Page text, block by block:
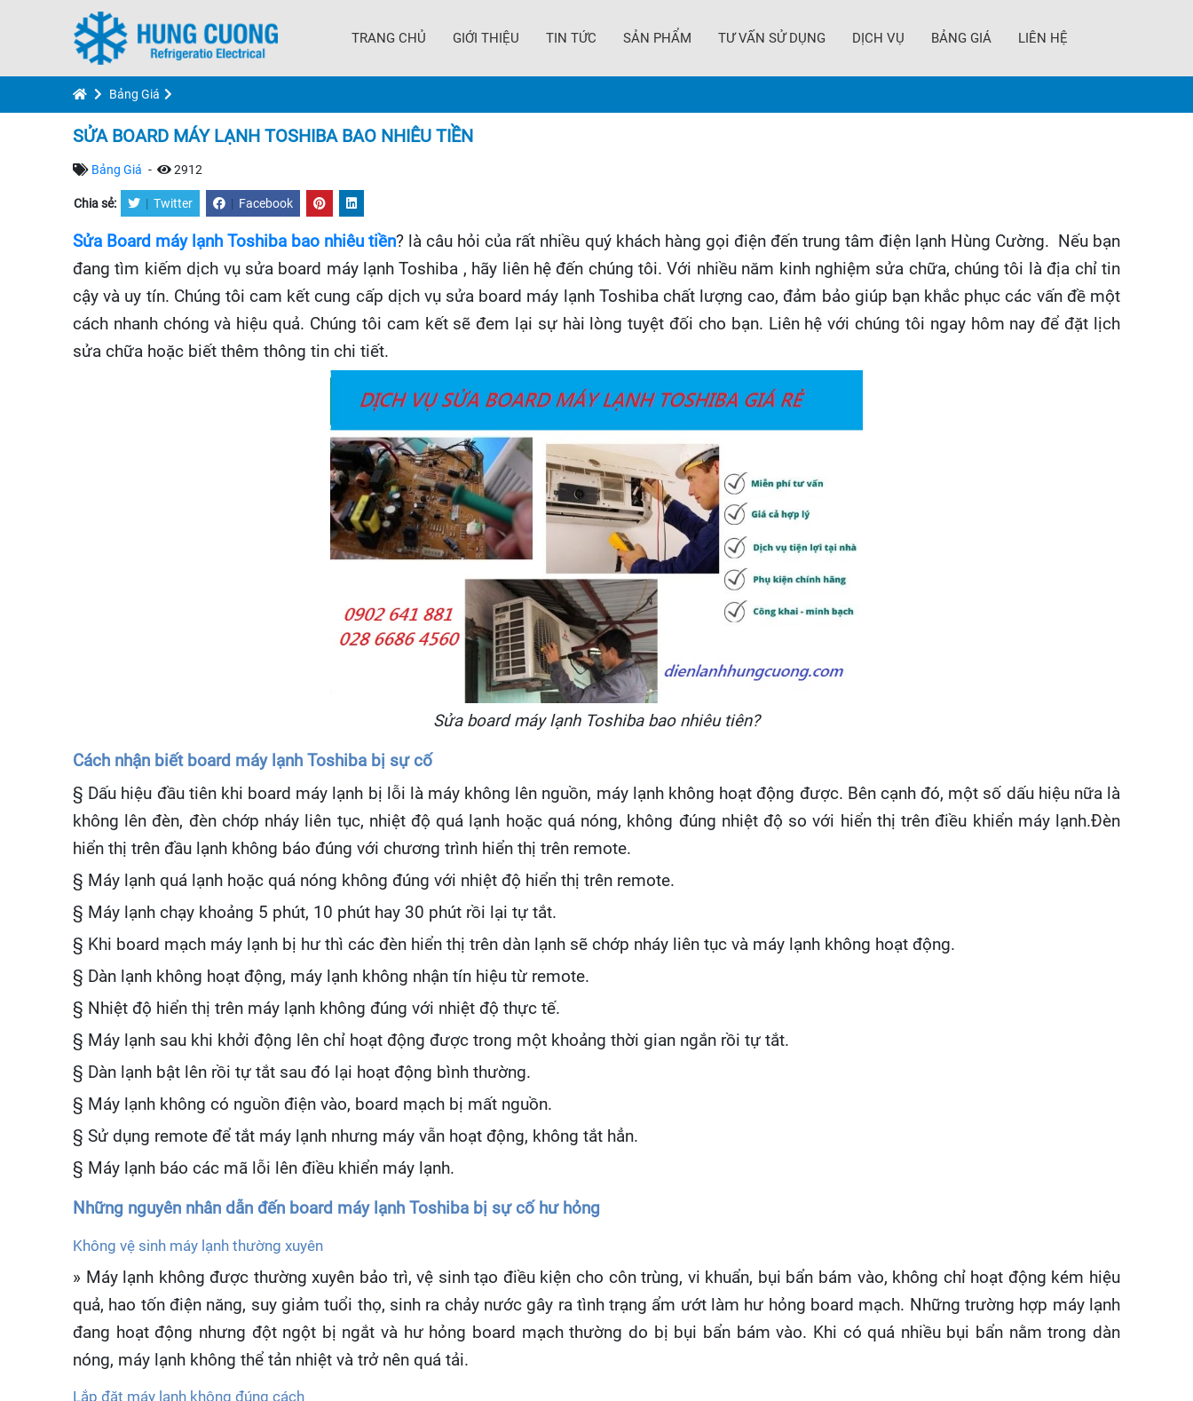
TRANG CHỦ GIỚI THIỆU TIN TỨC SẢN PHẨM TƯ VẤN SỬ DỤNG DỊCH VỤ BẢNG GIÁ LIÊN HỆ
Bảng Giá
SỬA BOARD MÁY LẠNH TOSHIBA BAO NHIÊU TIỀN
Bảng Giá - 2912
Chia sẻ: | Twitter | Facebook
Sửa Board máy lạnh Toshiba bao nhiêu tiền? là câu hỏi của rất nhiều quý khách hàng gọi điện đến trung tâm điện lạnh Hùng Cường. Nếu bạn
đang tìm kiếm dịch vụ sửa board máy lạnh Toshiba , hãy liên hệ đến chúng tôi. Với nhiều năm kinh nghiệm sửa chữa, chúng tôi là địa chỉ tin
cậy và uy tín. Chúng tôi cam kết cung cấp dịch vụ sửa board máy lạnh Toshiba chất lượng cao, đảm bảo giúp bạn khắc phục các vấn đề một
cách nhanh chóng và hiệu quả. Chúng tôi cam kết sẽ đem lại sự hài lòng tuyệt đối cho bạn. Liên hệ với chúng tôi ngay hôm nay để đặt lịch
sửa chữa hoặc biết thêm thông tin chi tiết.
Sửa board máy lạnh Toshiba bao nhiêu tiên?
Cách nhận biết board máy lạnh Toshiba bị sự cố
§ Dấu hiệu đầu tiên khi board máy lạnh bị lỗi là máy không lên nguồn, máy lạnh không hoạt động được. Bên cạnh đó, một số dấu hiệu nữa là
không lên đèn, đèn chớp nháy liên tục, nhiệt độ quá lạnh hoặc quá nóng, không đúng nhiệt độ so với hiển thị trên điều khiển máy lạnh.Đèn
hiển thị trên đầu lạnh không báo đúng với chương trình hiển thị trên remote.
§ Máy lạnh quá lạnh hoặc quá nóng không đúng với nhiệt độ hiển thị trên remote.
§ Máy lạnh chạy khoảng 5 phút, 10 phút hay 30 phút rồi lại tự tắt.
§ Khi board mạch máy lạnh bị hư thì các đèn hiển thị trên dàn lạnh sẽ chớp nháy liên tục và máy lạnh không hoạt động.
§ Dàn lạnh không hoạt động, máy lạnh không nhận tín hiệu từ remote.
§ Nhiệt độ hiển thị trên máy lạnh không đúng với nhiệt độ thực tế.
§ Máy lạnh sau khi khởi động lên chỉ hoạt động được trong một khoảng thời gian ngắn rồi tự tắt.
§ Dàn lạnh bật lên rồi tự tắt sau đó lại hoạt động bình thường.
§ Máy lạnh không có nguồn điện vào, board mạch bị mất nguồn.
§ Sử dụng remote để tắt máy lạnh nhưng máy vẫn hoạt động, không tắt hẳn.
§ Máy lạnh báo các mã lỗi lên điều khiển máy lạnh.
Những nguyên nhân dẫn đến board máy lạnh Toshiba bị sự cố hư hỏng
Không vệ sinh máy lạnh thường xuyên
» Máy lạnh không được thường xuyên bảo trì, vệ sinh tạo điều kiện cho côn trùng, vi khuẩn, bụi bẩn bám vào, không chỉ hoạt động kém hiệu
quả, hao tốn điện năng, suy giảm tuổi thọ, sinh ra chảy nước gây ra tình trạng ẩm ướt làm hư hỏng board mạch. Những trường hợp máy lạnh
đang hoạt động nhưng đột ngột bị ngắt và hư hỏng board mạch thường do bị bụi bẩn bám vào. Khi có quá nhiều bụi bẩn nằm trong dàn
nóng, máy lạnh không thể tản nhiệt và trở nên quá tải.
Lắp đặt máy lạnh không đúng cách